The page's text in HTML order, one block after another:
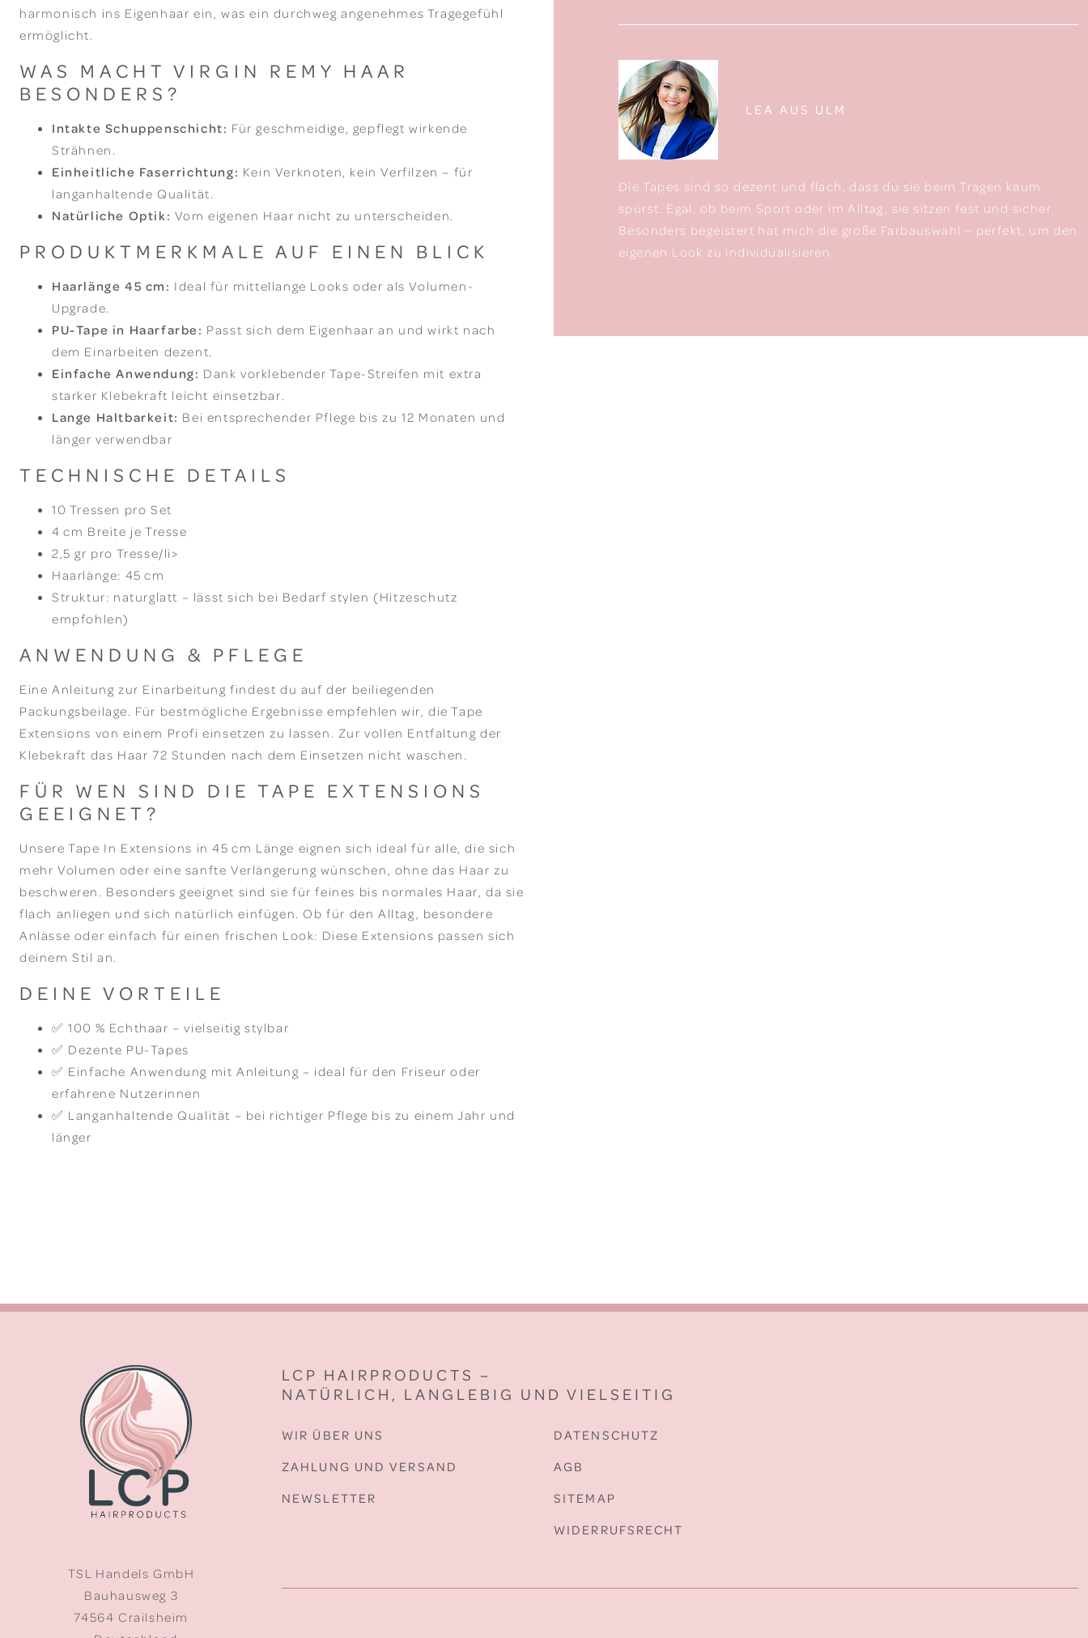
harmonisch ins Eigenhaar ein, was ein durchweg angenehmes Tragegefühl
ermöglicht.
WAS MACHT VIRGIN REMY HAAR
BESONDERS?
Intakte Schuppenschicht: Für geschmeidige, gepflegt wirkende
Strähnen.
Einheitliche Faserrichtung: Kein Verknoten, kein Verfilzen – für
langanhaltende Qualität.
Natürliche Optik: Vom eigenen Haar nicht zu unterscheiden.
PRODUKTMERKMALE AUF EINEN BLICK
Haarlänge 45 cm: Ideal für mittellange Looks oder als Volumen-
Upgrade.
PU-Tape in Haarfarbe: Passt sich dem Eigenhaar an und wirkt nach
dem Einarbeiten dezent.
Einfache Anwendung: Dank vorklebender Tape-Streifen mit extra
starker Klebekraft leicht einsetzbar.
Lange Haltbarkeit: Bei entsprechender Pflege bis zu 12 Monaten und
länger verwendbar
TECHNISCHE DETAILS
10 Tressen pro Set
4 cm Breite je Tresse
2,5 gr pro Tresse/li>
Haarlänge: 45 cm
Struktur: naturglatt – lässt sich bei Bedarf stylen (Hitzeschutz
empfohlen)
ANWENDUNG & PFLEGE
Eine Anleitung zur Einarbeitung findest du auf der beiliegenden
Packungsbeilage. Für bestmögliche Ergebnisse empfehlen wir, die Tape
Extensions von einem Profi einsetzen zu lassen. Zur vollen Entfaltung der
Klebekraft das Haar 72 Stunden nach dem Einsetzen nicht waschen.
FÜR WEN SIND DIE TAPE EXTENSIONS
GEEIGNET?
Unsere Tape In Extensions in 45 cm Länge eignen sich ideal für alle, die sich
mehr Volumen oder eine sanfte Verlängerung wünschen, ohne das Haar zu
beschweren. Besonders geeignet sind sie für feines bis normales Haar, da sie
flach anliegen und sich natürlich einfügen. Ob für den Alltag, besondere
Anlässe oder einfach für einen frischen Look: Diese Extensions passen sich
deinem Stil an.
DEINE VORTEILE
✅ 100 % Echthaar – vielseitig stylbar
✅ Dezente PU-Tapes
✅ Einfache Anwendung mit Anleitung – ideal für den Friseur oder
erfahrene Nutzerinnen
✅ Langanhaltende Qualität – bei richtiger Pflege bis zu einem Jahr und
länger
LEA AUS ULM
Die Tapes sind so dezent und flach, dass du sie beim Tragen kaum
spürst. Egal, ob beim Sport oder im Alltag, sie sitzen fest und sicher.
Besonders begeistert hat mich die große Farbauswahl – perfekt, um den
eigenen Look zu individualisieren.
TSL Handels GmbH
Bauhausweg 3
74564 Crailsheim
LCP HAIRPRODUCTS –
NATÜRLICH, LANGLEBIG UND VIELSEITIG
WIR ÜBER UNS
ZAHLUNG UND VERSAND
NEWSLETTER
DATENSCHUTZ
AGB
SITEMAP
WIDERRUFSRECHT